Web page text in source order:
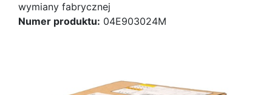
wymiany fabrycznej
Numer produktu: 04E903024M